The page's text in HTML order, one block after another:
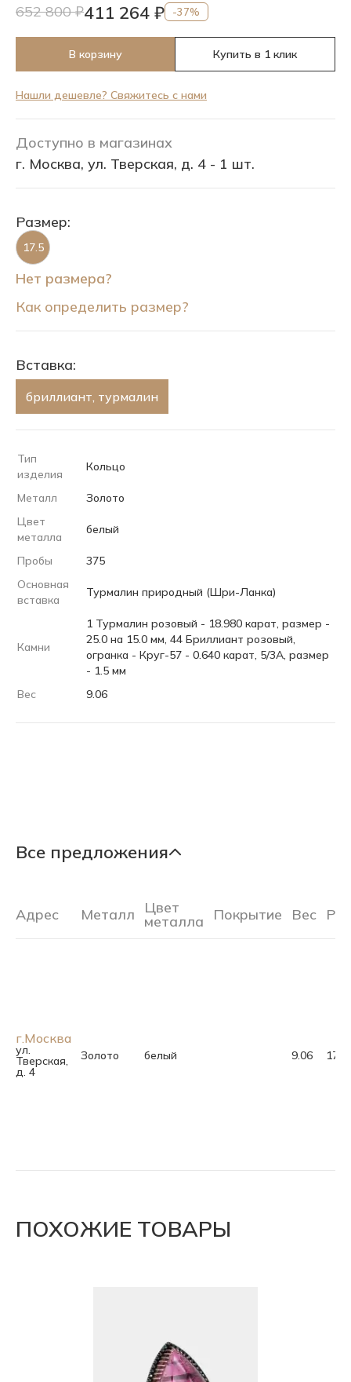
652 800 ₽411 264 ₽ -37%
В корзину Купить в 1 клик
Нашли дешевле? Свяжитесь с нами
Доступно в магазинах
г. Москва, ул. Тверская, д. 4 - 1 шт.
Размер:
17.5
Нет размера?
Как определить размер?
Вставка:
бриллиант, турмалин
Тип
изделия
Кольцо
Металл
Золото
Цвет
металла
белый
Пробы
375
Основная
вставка
Турмалин природный (Шри-Ланка)
Камни
1 Турмалин розовый - 18.980 карат, размер -
25.0 на 15.0 мм, 44 Бриллиант розовый,
огранка - Круг-57 - 0.640 карат, 5/3А, размер
- 1.5 мм
Вес
9.06
Все предложения
Адрес Металл Цвет
металла Покрытие Вес
г.Москва
ул.
Тверская,
д. 4
Золото белый 9.06 17.5
ПОХОЖИЕ ТОВАРЫ